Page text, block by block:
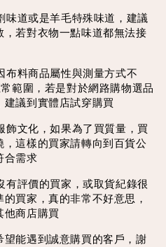
味道或是羊毛特殊味道，建議
若對衣物一點味道都無法接
布料商品屬性與測量方式不
範圍，若是對於網路購物選品
議到實體店試穿購買
飾文化，如果為了買質量，買
這樣的買家請轉向到百貨公
合需求
有評價的買家，或取貨紀錄很
買家，真的非常不好意思，
他商店購買
能遇到誠意購買的客戶，謝